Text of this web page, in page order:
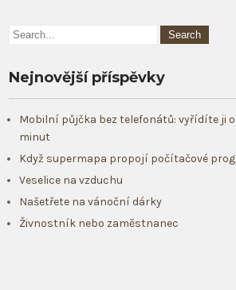
Nejnovější příspěvky
Mobilní půjčka bez telefonátů: vyřídíte ji
minut
Když supermapa propojí počítačové
Veselice na vzduchu
Našetřete na vánoční dárky
Živnostník nebo zaměstnanec